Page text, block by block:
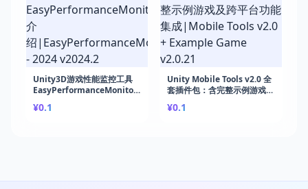
Unity3D游戏性能监控工具
EasyPerformanceMonitor
绍|EasyPerformanceMonitor
¥0.1
Unity Mobile Tools v2.0 全
套插件包：含完整示例游戏及
Tools v2.0 + Example
¥0.1